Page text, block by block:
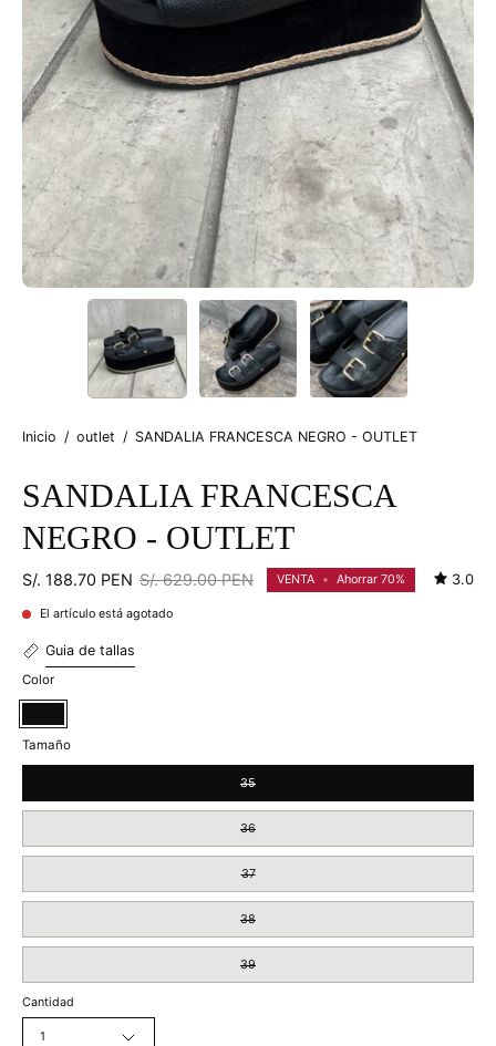
Inicio / outlet / SANDALIA FRANCESCA NEGRO - OUTLET
SANDALIA FRANCESCA
NEGRO - OUTLET
S/. 188.70 PEN S/. 629.00 PEN VENTA • Ahorrar 70% 3.0
El artículo está agotado
Guia de tallas
Tamaño
35
36
37
38
39
Color
Negro
Cantidad
1